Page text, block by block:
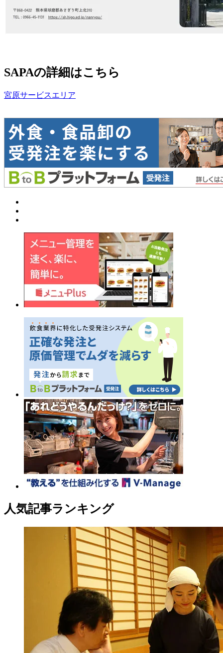
SAPAの詳細はこちら
宮原サービスエリア
人気記事ランキング